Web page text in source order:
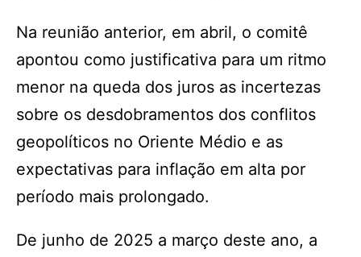
Na reunião anterior, em abril, o comitê
apontou como justificativa para um ritmo
menor na queda dos juros as incertezas
sobre os desdobramentos dos conflitos
geopolíticos no Oriente Médio e as
expectativas para inflação em alta por
período mais prolongado.
De junho de 2025 a março deste ano, a